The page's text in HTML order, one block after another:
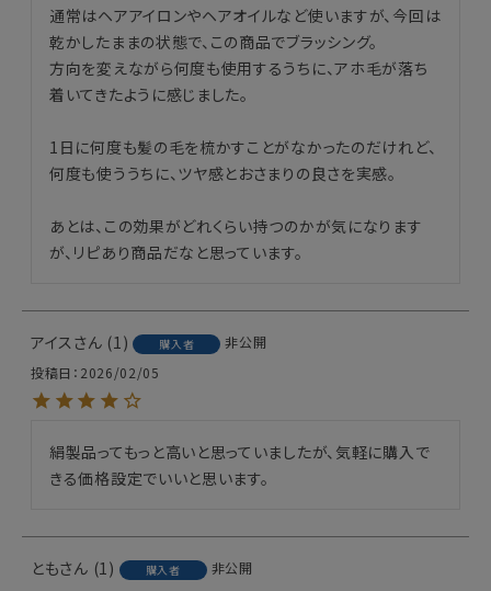
通常はヘアアイロンやヘアオイルなど使いますが、今回は
乾かしたままの状態で、この商品でブラッシング。
方向を変えながら何度も使用するうちに、アホ毛が落ち
着いてきたように感じました。
1日に何度も髪の毛を梳かすことがなかったのだけれど、
何度も使ううちに、ツヤ感とおさまりの良さを実感。
あとは、この効果がどれくらい持つのかが気になります
が、リピあり商品だなと思っています。
アイス 1 購入者
非公開
投稿日
2026/02/05
絹製品ってもっと高いと思っていましたが、気軽に購入で
きる価格設定でいいと思います。
とも 1 購入者
非公開